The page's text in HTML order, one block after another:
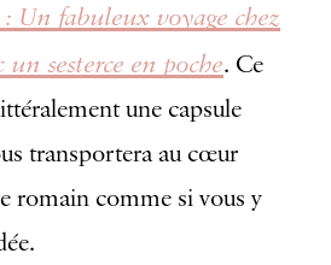
Un fabuleux voyage chez
sesterce en poche. Ce
une capsule
transportera au cœur
romain comme si vous y